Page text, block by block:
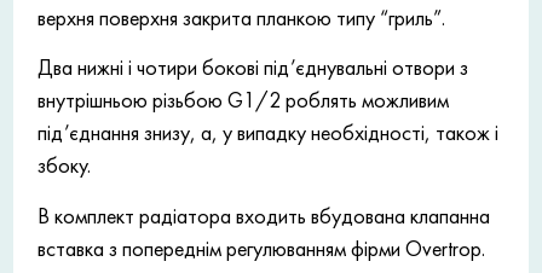
верхня поверхня закрита планкою типу “гриль”.
Два нижні і чотири бокові під’єднувальні отвори з
внутрішньою різьбою G1/2 роблять можливим
під’єднання знизу, а, у випадку необхідності, також і
збоку.
В комплект радіатора входить вбудована клапанна
вставка з попереднім регулюванням фірми Overtrop.